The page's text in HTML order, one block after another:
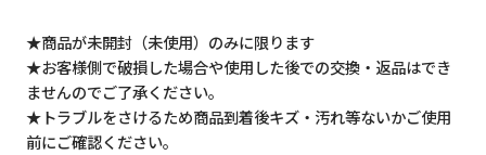
★商品が未開封（未使用）のみに限ります
★お客様側で破損した場合や使用した後での交換・返品はでき
ませんのでご了承ください。
★トラブルをさけるため商品到着後キズ・汚れ等ないかご使用
前にご確認ください。